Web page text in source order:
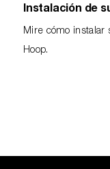
Instalación de
Mire cómo instalar
Hoop.